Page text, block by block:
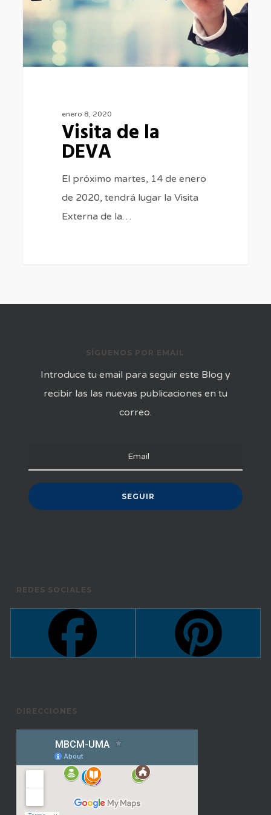
enero 8, 2020
Visita de la
DEVA
El próximo martes, 14 de enero
de 2020, tendrá lugar la Visita
Externa de la…
SÍGUENOS POR EMAIL
Introduce tu email para seguir este Blog y
recibir las las nuevas publicaciones en tu
correo.
REDES SOCIALES
DIRECCIONES